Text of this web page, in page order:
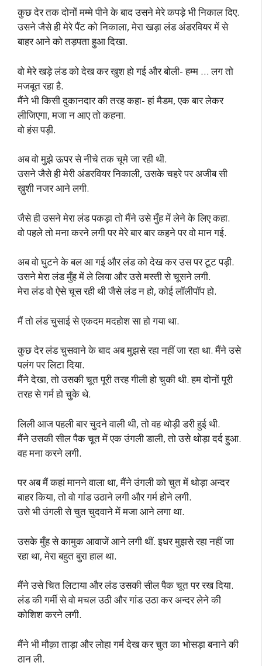
कुछ देर तक दोनों मम्मे पीने के बाद उसने मेरे कपड़े भी निकाल दिए.
उसने जैसे ही मेरे पैंट को निकाला, मेरा खड़ा लंड अंडरवियर में से
बाहर आने को तड़पता हुआ दिखा.
वो मेरे खड़े लंड को देख कर खुश हो गई और बोली- हम्म … लग तो
मजबूत रहा है.
मैंने भी किसी दुकानदार की तरह कहा- हां मैडम, एक बार लेकर
लीजिएगा, मजा न आए तो कहना.
वो हंस पड़ी.
अब वो मुझे ऊपर से नीचे तक चूमे जा रही थी.
उसने जैसे ही मेरी अंडरवियर निकाली, उसके चहरे पर अजीब सी
ख़ुशी नजर आने लगी.
जैसे ही उसने मेरा लंड पकड़ा तो मैंने उसे मुँह में लेने के लिए कहा.
वो पहले तो मना करने लगी पर मेरे बार बार कहने पर वो मान गई.
अब वो घुटने के बल आ गई और लंड को देख कर उस पर टूट पड़ी.
उसने मेरा लंड मुँह में ले लिया और उसे मस्ती से चूसने लगी.
मेरा लंड वो ऐसे चूस रही थी जैसे लंड न हो, कोई लॉलीपॉप हो.
मैं तो लंड चुसाई से एकदम मदहोश सा हो गया था.
कुछ देर लंड चुसवाने के बाद अब मुझसे रहा नहीं जा रहा था. मैंने उसे
पलंग पर लिटा दिया.
मैंने देखा, तो उसकी चूत पूरी तरह गीली हो चुकी थी. हम दोनों पूरी
तरह से गर्म हो चुके थे.
लिली आज पहली बार चुदने वाली थी, तो वह थोड़ी डरी हुई थी.
मैंने उसकी सील पैक चूत में एक उंगली डाली, तो उसे थोड़ा दर्द हुआ.
वह मना करने लगी.
पर अब मैं कहां मानने वाला था, मैंने उंगली को चुत में थोड़ा अन्दर
बाहर किया, तो वो गांड उठाने लगी और गर्म होने लगी.
उसे भी उंगली से चुत चुदवाने में मजा आने लगा था.
उसके मुँह से कामुक आवाजें आने लगी थीं. इधर मुझसे रहा नहीं जा
रहा था, मेरा बहुत बुरा हाल था.
मैंने उसे चित लिटाया और लंड उसकी सील पैक चूत पर रख दिया.
लंड की गर्मी से वो मचल उठी और गांड उठा कर अन्दर लेने की
कोशिश करने लगी.
मैंने भी मौक़ा ताड़ा और लोहा गर्म देख कर चुत का भोसड़ा बनाने की
ठान ली.